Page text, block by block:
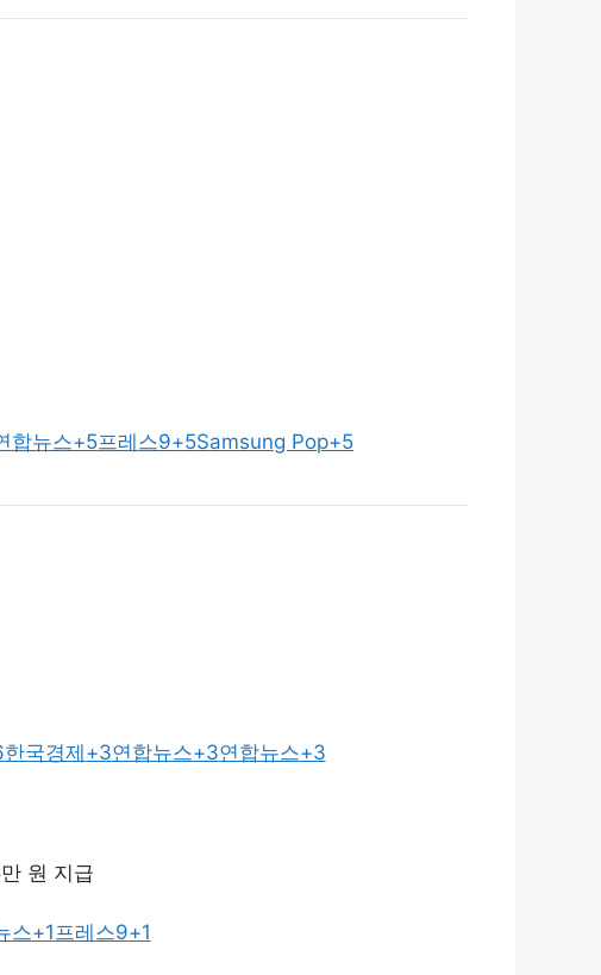
합뉴스+5프레스9+5Samsung Pop+5
한국경제+3연합뉴스+3연합뉴스+3
원 지급
스+1프레스9+1